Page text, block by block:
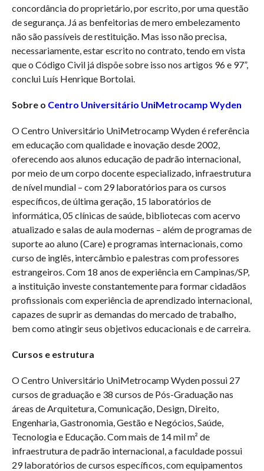
concordância do proprietário, por escrito, por uma questão
de segurança. Já as benfeitorias de mero embelezamento
não são passíveis de restituição. Mas isso não precisa,
necessariamente, estar escrito no contrato, tendo em vista
que o Código Civil já dispõe sobre isso nos artigos 96 e 97”,
conclui Luís Henrique Bortolai.
Sobre o Centro Universitário UniMetrocamp Wyden
O Centro Universitário UniMetrocamp Wyden é referência
em educação com qualidade e inovação desde 2002,
oferecendo aos alunos educação de padrão internacional,
por meio de um corpo docente especializado, infraestrutura
de nível mundial – com 29 laboratórios para os cursos
específicos, de última geração, 15 laboratórios de
informática, 05 clínicas de saúde, bibliotecas com acervo
atualizado e salas de aula modernas – além de programas de
suporte ao aluno (Care) e programas internacionais, como
curso de inglês, intercâmbio e palestras com professores
estrangeiros. Com 18 anos de experiência em Campinas/SP,
a instituição investe constantemente para formar cidadãos
profissionais com experiência de aprendizado internacional,
capazes de suprir as demandas do mercado de trabalho,
bem como atingir seus objetivos educacionais e de carreira.
Cursos e estrutura
O Centro Universitário UniMetrocamp Wyden possui 27
cursos de graduação e 38 cursos de Pós-Graduação nas
áreas de Arquitetura, Comunicação, Design, Direito,
Engenharia, Gastronomia, Gestão e Negócios, Saúde,
Tecnologia e Educação. Com mais de 14 mil m² de
infraestrutura de padrão internacional, a faculdade possui
29 laboratórios de cursos específicos, com equipamentos